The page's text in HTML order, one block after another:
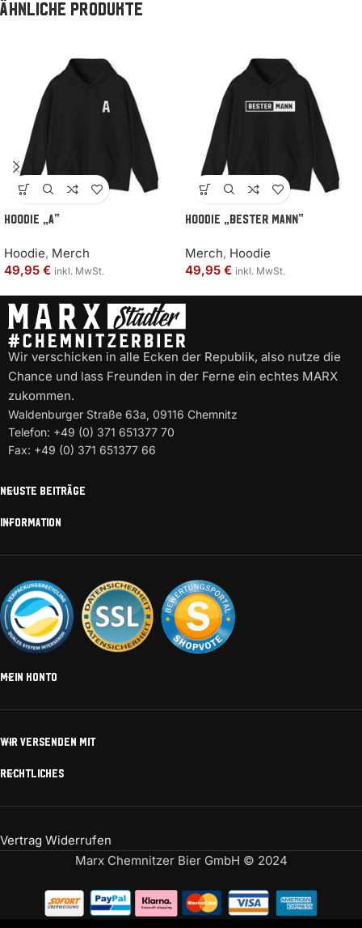
Ähnliche Produkte
Hoodie „A“
Hoodie, Merch
49,95 € inkl. MwSt.
Hoodie „BESTER MANN“
Merch, Hoodie
49,95 € inkl. MwSt.
Wir verschicken in alle Ecken der Republik, also nutze die
Chance und lass Freunden in der Ferne ein echtes MARX
zukommen.
Waldenburger Straße 63a, 09116 Chemnitz
Telefon: +49 (0) 371 651377 70
Fax: +49 (0) 371 651377 66
NEUSTE BEITRÄGE
INFORMATION
MEIN KONTO
WIR VERSENDEN MIT
RECHTLICHES
Vertrag Widerrufen
Marx Chemnitzer Bier GmbH © 2024